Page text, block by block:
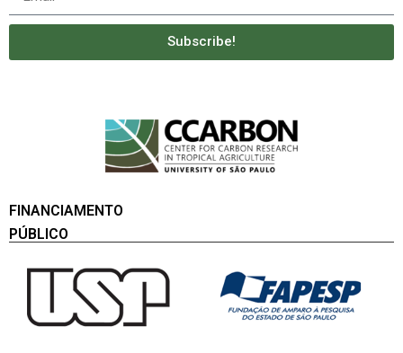
Subscribe!
FINANCIAMENTO
PÚBLICO